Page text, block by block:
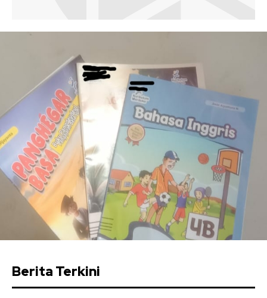
Berita Terkini